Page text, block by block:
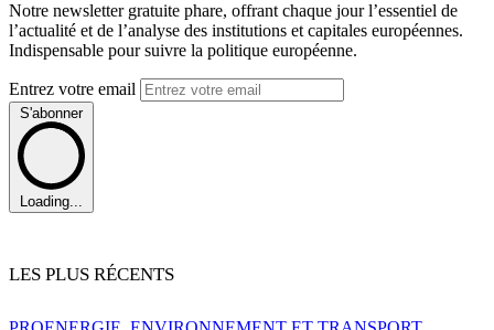
Notre newsletter gratuite phare, offrant chaque jour l’essentiel de
l’actualité et de l’analyse des institutions et capitales européennes.
Indispensable pour suivre la politique européenne.
Entrez votre email
S'abonner
Loading...
LES PLUS RÉCENTS